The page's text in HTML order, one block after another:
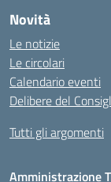
Novità
Le notizie
Le circolari
Calendario eventi
Delibere del
Tutti gli argomenti
Amministrazione